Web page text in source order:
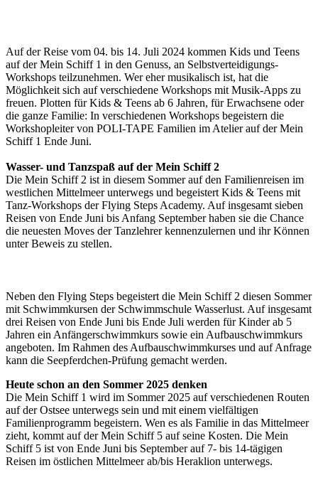
Auf der Reise vom 04. bis 14. Juli 2024 kommen Kids und Teens
auf der Mein Schiff 1 in den Genuss, an Selbstverteidigungs-
Workshops teilzunehmen. Wer eher musikalisch ist, hat die
Möglichkeit sich auf verschiedene Workshops mit Musik-Apps zu
freuen. Plotten für Kids & Teens ab 6 Jahren, für Erwachsene oder
die ganze Familie: In verschiedenen Workshops begeistern die
Workshopleiter von POLI-TAPE Familien im Atelier auf der Mein
Schiff 1 Ende Juni.
Wasser- und Tanzspaß auf der Mein Schiff 2
Die Mein Schiff 2 ist in diesem Sommer auf den Familienreisen im
westlichen Mittelmeer unterwegs und begeistert Kids & Teens mit
Tanz-Workshops der Flying Steps Academy. Auf insgesamt sieben
Reisen von Ende Juni bis Anfang September haben sie die Chance
die neuesten Moves der Tanzlehrer kennenzulernen und ihr Können
unter Beweis zu stellen.
Neben den Flying Steps begeistert die Mein Schiff 2 diesen Sommer
mit Schwimmkursen der Schwimmschule Wasserlust. Auf insgesamt
drei Reisen von Ende Juni bis Ende Juli werden für Kinder ab 5
Jahren ein Anfängerschwimmkurs sowie ein Aufbauschwimmkurs
angeboten. Im Rahmen des Aufbauschwimmkurses und auf Anfrage
kann die Seepferdchen-Prüfung gemacht werden.
Heute schon an den Sommer 2025 denken
Die Mein Schiff 1 wird im Sommer 2025 auf verschiedenen Routen
auf der Ostsee unterwegs sein und mit einem vielfältigen
Familienprogramm begeistern. Wen es als Familie in das Mittelmeer
zieht, kommt auf der Mein Schiff 5 auf seine Kosten. Die Mein
Schiff 5 ist von Ende Juni bis September auf 7- bis 14-tägigen
Reisen im östlichen Mittelmeer ab/bis Heraklion unterwegs.